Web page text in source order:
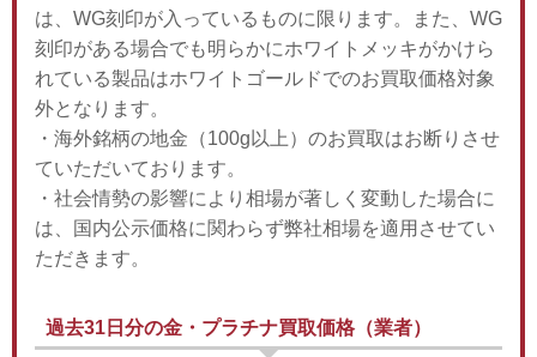
は、WG刻印が入っているものに限ります。また、WG
刻印がある場合でも明らかにホワイトメッキがかけら
れている製品はホワイトゴールドでのお買取価格対象
外となります。
・海外銘柄の地金（100g以上）のお買取はお断りさせ
ていただいております。
・社会情勢の影響により相場が著しく変動した場合に
は、国内公示価格に関わらず弊社相場を適用させてい
ただきます。
過去31日分の金・プラチナ買取価格（業者）